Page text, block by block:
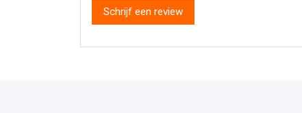
Schrijf een review